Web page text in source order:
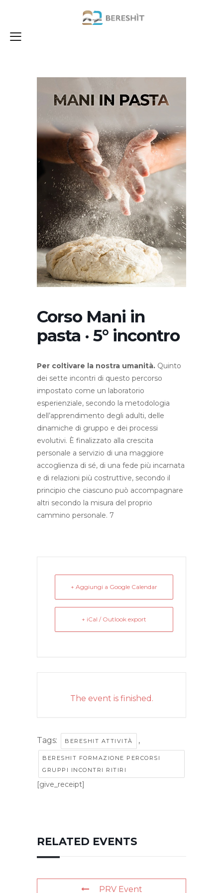
Corso Mani in
pasta · 5° incontro
Per coltivare la nostra umanità. Quinto
dei sette incontri di questo percorso
impostato come un laboratorio
esperienziale, secondo la metodologia
dell’apprendimento degli adulti, delle
dinamiche di gruppo e dei processi
evolutivi. È finalizzato alla crescita
personale a servizio di una maggiore
accoglienza di sé, di una fede più incarnata
e di relazioni più costruttive, secondo il
principio che ciascuno può accompagnare
altri secondo la misura del proprio
cammino personale. 7
+ Aggiungi a Google Calendar
+ iCal / Outlook export
The event is finished.
Tags: BERESHIT ATTIVITÀ ,
BERESHIT FORMAZIONE PERCORSI
GRUPPI INCONTRI RITIRI
[give_receipt]
RELATED EVENTS
PRV Event